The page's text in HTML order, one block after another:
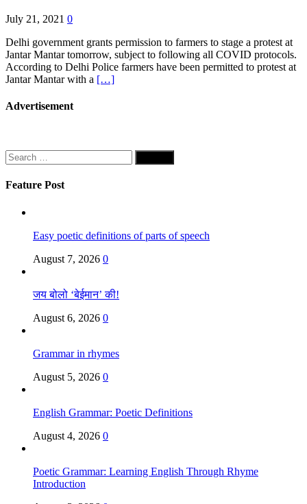
July 21, 2021 0
Delhi government grants permission to farmers to stage a protest at
Jantar Mantar tomorrow, subject to following all COVID protocols.
According to Delhi Police farmers have been permitted to protest at
Jantar Mantar with a […]
Advertisement
Search
for:
Feature Post
Easy poetic definitions of parts of speech
August 7, 2026 0
जय बोलो ‘बेईमान’ की!
August 6, 2026 0
Grammar in rhymes
August 5, 2026 0
English Grammar: Poetic Definitions
August 4, 2026 0
Poetic Grammar: Learning English Through Rhyme
Introduction